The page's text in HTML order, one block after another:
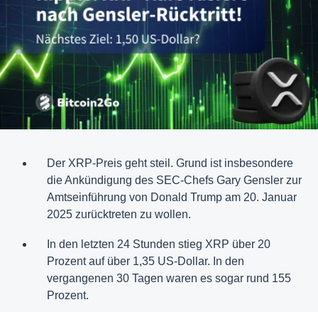
Der XRP-Preis geht steil. Grund ist insbesondere
die Ankündigung des SEC-Chefs Gary Gensler zur
Amtseinführung von Donald Trump am 20. Januar
2025 zurücktreten zu wollen.
In den letzten 24 Stunden stieg XRP über 20
Prozent auf über 1,35 US-Dollar. In den
vergangenen 30 Tagen waren es sogar rund 155
Prozent.